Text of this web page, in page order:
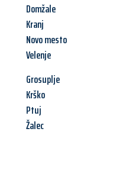
Domžale
Kranj
Novo mesto
Velenje
Grosuplje
Krško
Ptuj
Žalec